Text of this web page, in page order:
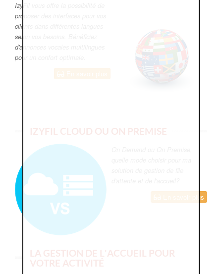
IzyFil vous offre la possibilité de
proposer des interfaces pour vos
clients dans différentes langues
selon vos besoins. Bénéficiez
d'annonces vocales multilingues
pour un confort optimale.
IZYFIL CLOUD OU ON PREMISE
En savoir plus
LA GESTION DE L'ACCUEIL POUR
VOTRE ACTIVITÉ